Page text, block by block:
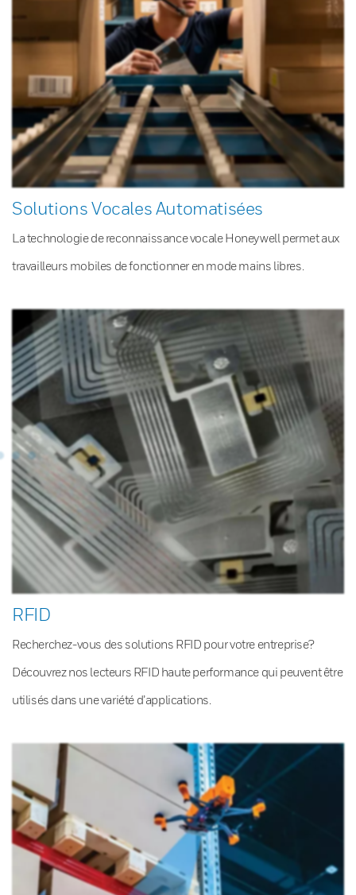
Solutions Vocales Automatisées
La technologie de reconnaissance vocale Honeywell permet aux
travailleurs mobiles de fonctionner en mode mains libres.
RFID
Recherchez-vous des solutions RFID pour votre entreprise?
Découvrez nos lecteurs RFID haute performance qui peuvent être
utilisés dans une variété d’applications.